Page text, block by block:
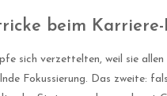
beim
sich verzettelten, weil sie
Fokussierung. Das zweite: